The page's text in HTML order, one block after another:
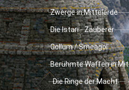
Zwerge in Mittelerde
Die Istari - Zauberer
Gollum / Smeagol
Berühmte Waffen in
Die Ringe der Macht